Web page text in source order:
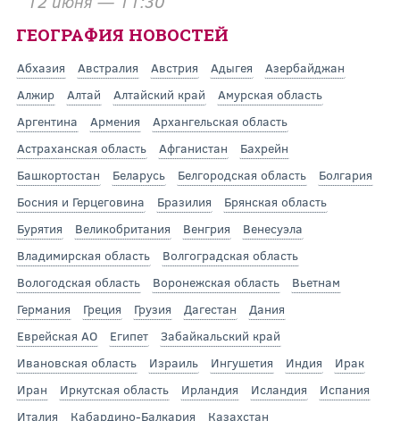
ГЕОГРАФИЯ НОВОСТЕЙ
Абхазия Австралия Австрия Адыгея
Азербайджан
Алжир
Алтай Алтайский край
Амурская область
Аргентина
Армения
Архангельская область
Астраханская область
Афганистан
Бахрейн
Башкортостан
Беларусь Белгородская область
Болгария
Босния и Герцеговина
Бразилия
Брянская область
Бурятия
Великобритания Венгрия
Венесуэла
Владимирская область
Волгоградская область
Вологодская область
Воронежская область
Вьетнам
Германия
Греция Грузия Дагестан
Дания
Еврейская АО
Египет
Забайкальский край
Ивановская область
Израиль Ингушетия Индия
Ирак
Иран
Иркутская область Ирландия Исландия
Испания
Италия
Кабардино-Балкария
Казахстан